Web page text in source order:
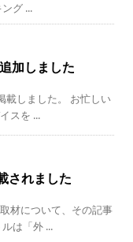
グ ...
加しました
載しました。 お忙しい
スを ...
されました
材について、その記事
は「外 ...